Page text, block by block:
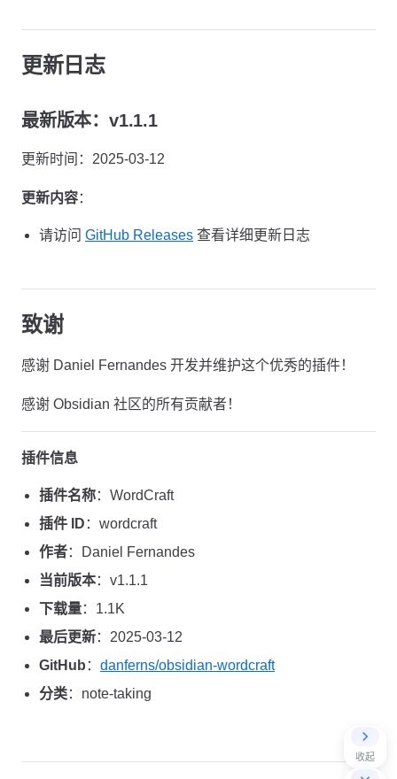
收起
更新日志
最新版本：v1.1.1
更新时间：2025-03-12
更新内容：
请访问 GitHub Releases 查看详细更新日志
致谢
感谢 Daniel Fernandes 开发并维护这个优秀的插件！
感谢 Obsidian 社区的所有贡献者！
插件信息
插件名称：WordCraft
插件 ID ：wordcraft
作者：Daniel Fernandes
当前版本：v1.1.1
下载量：1.1K
最后更新：2025-03-12
GitHub ： danferns/obsidian-wordcraft
分类：note-taking